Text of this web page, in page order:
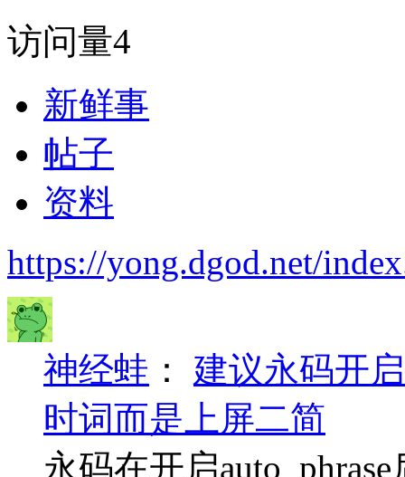
访问量4
新鲜事
帖子
资料
https://yong.dgod.net/
神经蛙 ： 建议永码开
时词而是上屏二简
永码在开启